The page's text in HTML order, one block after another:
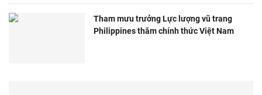
Tham mưu trưởng Lực lượng vũ trang
Philippines thăm chính thức Việt Nam